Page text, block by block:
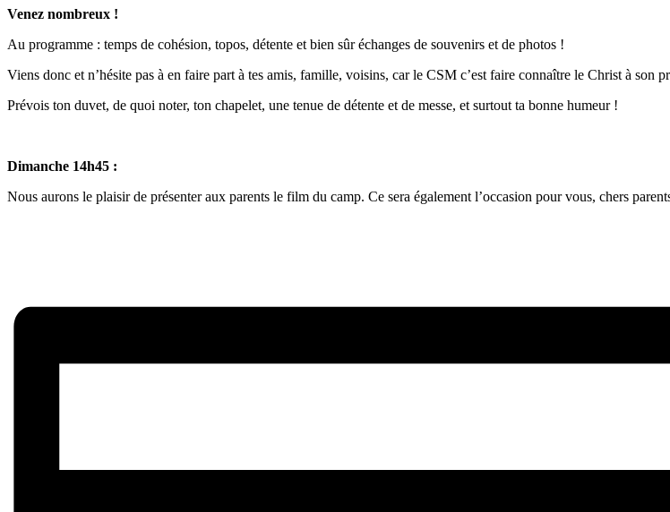
Venez nombreux !
Au programme : temps de cohésion, topos, détente et bien sûr échanges de souvenirs et de photos !
Viens donc et n’hésite pas à en faire part à tes amis, famille, voisins, car le CSM c’est faire connaître le Christ à son
Prévois ton duvet, de quoi noter, ton chapelet, une tenue de détente et de messe, et surtout ta bonne humeur !
Dimanche 14h45 :
Nous aurons le plaisir de présenter aux parents le film du camp. Ce sera également l’occasion pour vous, chers